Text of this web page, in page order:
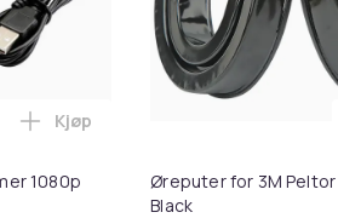
1080p
Legg SCART til HDMI-omformer
Kjøp
Øreputer for 3M Peltor
Black